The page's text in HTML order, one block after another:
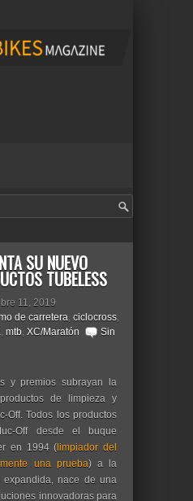
SU NUEVO
TUBELESS
11, 2019
de carretera, ciclocross,
, mtb, XC/Maratón
Sin
y premios subrayan la
de limpieza y
Off. Todos los productos
Off desde el buque
en 1994 ( limpiador del
una prueba) a la
nace de una
innovadoras para